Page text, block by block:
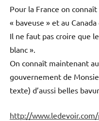
Pour la France on
« baveuse » et au
Il ne faut pas croire que
blanc ».
On connaît maintenant
gouvernement de
texte) d’aussi belles
http://